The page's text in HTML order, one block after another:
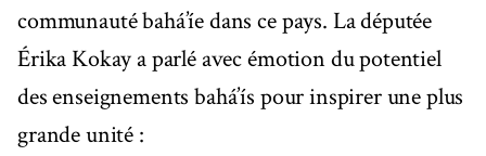
communauté bahá’íe dans ce pays. La députée
Érika Kokay a parlé avec émotion du potentiel
des enseignements bahá’ís pour inspirer une plus
grande unité :